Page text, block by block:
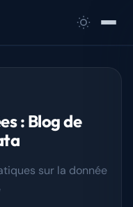
: Blog de
sur la donnée